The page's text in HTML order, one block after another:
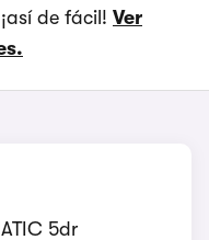
de fácil! Ver
5dr